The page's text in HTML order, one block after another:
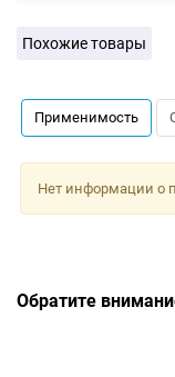
Похожие товары
Применимость
Нет информации о
Обратите